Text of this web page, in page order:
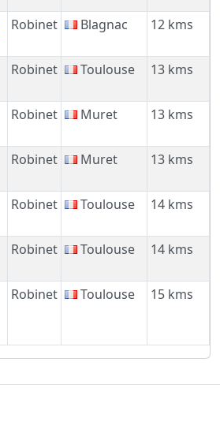
Robinet Blagnac 12 kms
Robinet Toulouse 13 kms
Robinet Muret 13 kms
Robinet Muret 13 kms
Robinet Toulouse 14 kms
Robinet Toulouse 14 kms
Robinet Toulouse 15 kms